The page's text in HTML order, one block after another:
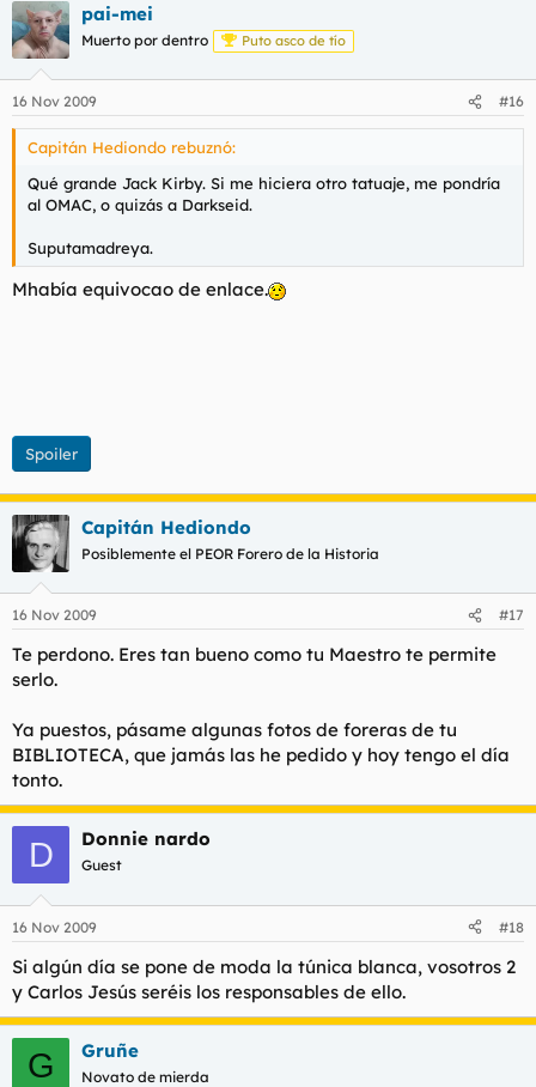
pai-mei
Muerto por dentro Puto asco de tío
16 Nov 2009 #16
Capitán Hediondo rebuznó:
Qué grande Jack Kirby. Si me hiciera otro tatuaje, me pondría
al OMAC, o quizás a Darkseid.
Suputamadreya.
Mhabía equivocao de enlace.
Spoiler
Capitán Hediondo
Posiblemente el PEOR Forero de la Historia
16 Nov 2009 #17
Te perdono. Eres tan bueno como tu Maestro te permite
serlo.
Ya puestos, pásame algunas fotos de foreras de tu
BIBLIOTECA, que jamás las he pedido y hoy tengo el día
tonto.
D Donnie nardo
Guest
16 Nov 2009 #18
Si algún día se pone de moda la túnica blanca, vosotros 2
y Carlos Jesús seréis los responsables de ello.
G Gruñe
Novato de mierda